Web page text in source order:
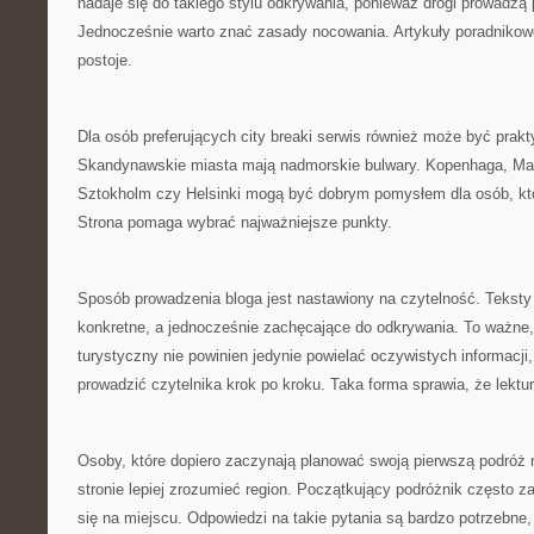
Jednocześnie warto znać zasady nocowania. Artykuły
postoje.
Dla osób preferujących city breaki serwis również może być
Skandynawskie miasta mają nadmorskie bulwary. Kopenhaga,
Sztokholm czy Helsinki mogą być dobrym pomysłem dla osób,
Strona pomaga wybrać najważniejsze punkty.
Sposób prowadzenia bloga jest nastawiony na czytelność.
konkretne, a jednocześnie zachęcające do odkrywania. To
turystyczny nie powinien jedynie powielać oczywistych
prowadzić czytelnika krok po kroku. Taka forma sprawia, że
Osoby, które dopiero zaczynają planować swoją pierwszą podróż
stronie lepiej zrozumieć region. Początkujący podróżnik często
się na miejscu. Odpowiedzi na takie pytania są bardzo